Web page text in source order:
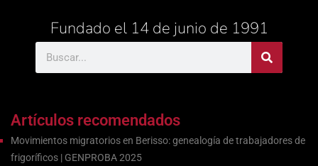
Fundado el 14 de junio de 1991
Artículos recomendados
Movimientos migratorios en Berisso: genealogía de trabajadores de
frigoríficos | GENPROBA 2025